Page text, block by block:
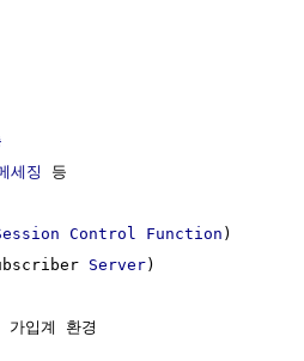
세징
등
Control Function )
Server)
입계 환경